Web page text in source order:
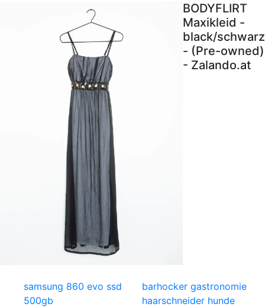
BODYFLIRT
Maxikleid -
black/schwarz
- (Pre-owned)
- Zalando.at
samsung 860 evo ssd
500gb
barhocker gastronomie
haarschneider hunde